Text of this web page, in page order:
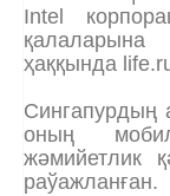
Intel
ҳаққында
Сингапурдың
оның
жәмийетлик
раўажланған.